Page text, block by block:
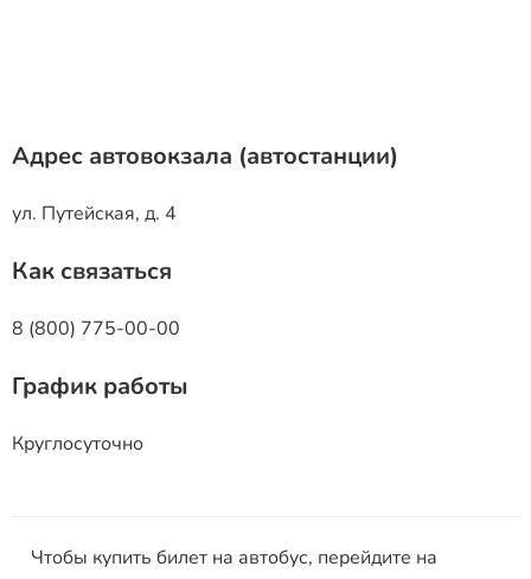
Адрес автовокзала (автостанции)
ул. Путейская, д. 4
Как связаться
8 (800) 775-00-00
График работы
Круглосуточно
Чтобы купить билет на автобус, перейдите на